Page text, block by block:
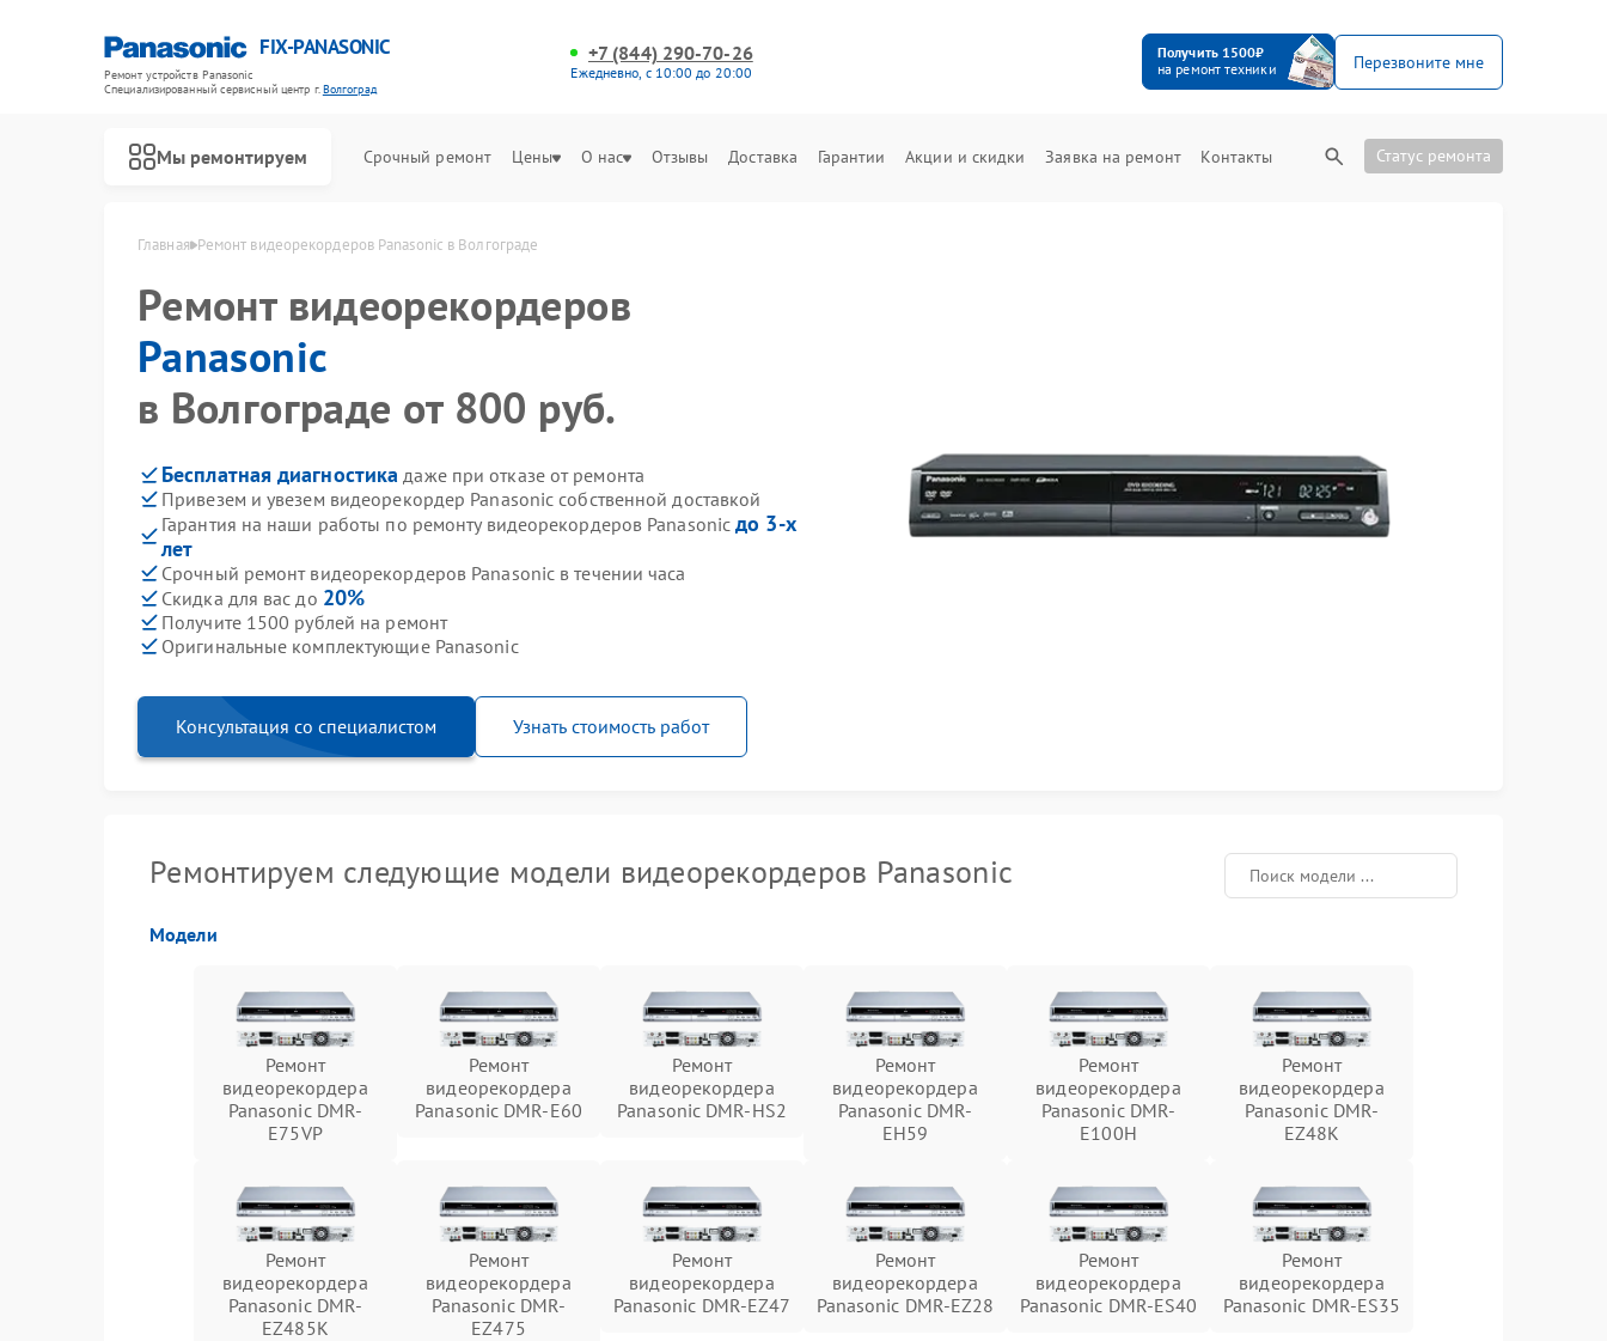
FIX-PANASONIC
Ремонт устройств Panasonic
Специализированный cервисный центр г.Волгоград
+7 (844) 290-70-26
Ежедневно, с 10:00 до 20:00
Получить 1500₽
на ремонт техники
Перезвоните мне
Мы ремонтируем Срочный ремонт Цены О нас Отзывы Доставка Гарантии Акции и скидки Заявка на ремонт Контакты Статус ремонта
Главная Ремонт видеорекордеров Panasonic в Волгограде
Ремонт видеорекордеров
Panasonic
в Волгограде от 800 руб.
Бесплатная диагностика даже при отказе от ремонта
Привезем и увезем видеорекордер Panasonic собственной доставкой
Гарантия на наши работы по ремонту видеорекордеров Panasonicдо 3-х
лет
Срочный ремонт видеорекордеров Panasonic в течении часа
Скидка для вас до 20%
Получите 1500 рублей на ремонт
Оригинальные комплектующие Panasonic
Консультация со специалистом Узнать стоимость работ
Ремонтируем следующие модели видеорекордеров Panasonic
Модели
Ремонт
видеорекордера
Panasonic DMR-
E75VP
Ремонт
видеорекордера
Panasonic DMR-E60
Ремонт
видеорекордера
Panasonic DMR-HS2
Ремонт
видеорекордера
Panasonic DMR-
EH59
Ремонт
видеорекордера
Panasonic DMR-
E100H
Ремонт
видеорекордера
Panasonic DMR-
EZ48K
Ремонт
видеорекордера
Panasonic DMR-
EZ485K
Ремонт
видеорекордера
Panasonic DMR-
EZ475
Ремонт
видеорекордера
Panasonic DMR-EZ47
Ремонт
видеорекордера
Panasonic DMR-EZ28
Ремонт
видеорекордера
Panasonic DMR-ES40
Ремонт
видеорекордера
Panasonic DMR-ES35